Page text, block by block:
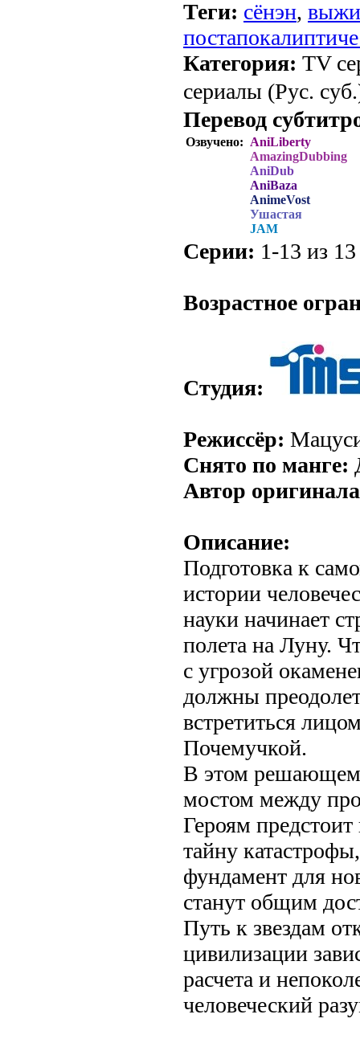
Теги: сёнэн,
Категория: TV
сериалы (Рус.
Перевод
Озвучено: AniLiberty
AmazingDubbing
AniDub
AniBaza
AnimeVost
Ушастая
JAM
Серии: 1-13 из
Возрастное
Студия:
Режиссёр:
Снято по манге:
Автор
Описание:
Подготовка к
истории
науки начинает
полета на Луну.
с угрозой
должны
встретиться
Почемучкой.
В этом решающем
мостом между
Героям
тайну
фундамент для
станут общим
Путь к звездам
цивилизации
расчета и
человеческий